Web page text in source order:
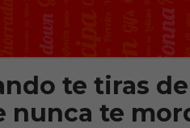
te tiras
nunca te